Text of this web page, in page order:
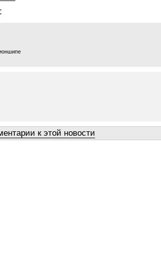
к этой новости